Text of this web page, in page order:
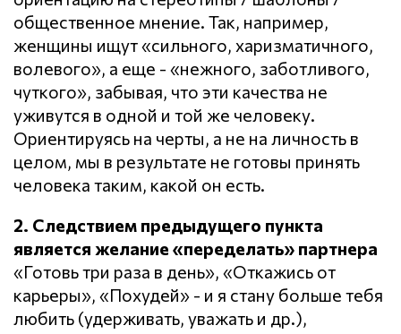
общественное мнение. Так, например,
женщины ищут «сильного, харизматичного,
волевого», а еще - «нежного, заботливого,
чуткого», забывая, что эти качества не
уживутся в одной и той же человеку.
Ориентируясь на черты, а не на личность в
целом, мы в результате не готовы принять
человека таким, какой он есть.
2. Следствием предыдущего пункта
является желание «переделать» партнера
«Готовь три раза в день», «Откажись от
карьеры», «Похудей» - и я стану больше тебя
любить (удерживать, уважать и др.),